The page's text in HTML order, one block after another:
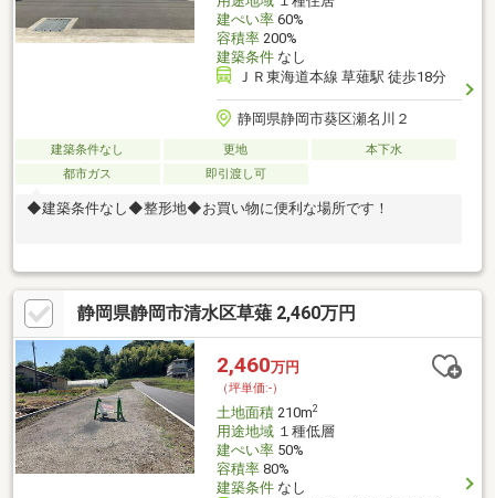
建ぺい率60%
容積率200%
建築条件なし
ＪＲ東海道本線 草薙駅 徒歩18分
静岡県静岡市葵区瀬名川２
建築条件なし 更地
本下水
都市ガス
即引渡し可
◆建築条件なし◆整形地◆お買い物に便利な場所です！
静岡県静岡市清水区草薙 2,460万円
2,460万円
（坪単価:-）
土地面積210m2
用途地域１種低層
建ぺい率50%
容積率80%
建築条件なし